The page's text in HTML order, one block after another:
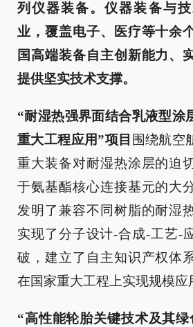
列仪器装备。仪器装备与
业，覆盖电子、医疗等十余
国高端装备自主创新能力、
提供坚实技术支撑。
“耐湿热强界面结合乳液型涂
重大工程应用”项目 围绕航空
重大装备对耐湿热涂层的迫
于氨基酯核心连接基元的大
发明了兼容不同树脂的耐湿
实现了分子设计-合成-工艺-
破，建立了自主知识产权体
在国家重大工程上实现规模应
“高性能轮胎关键技术及其绿